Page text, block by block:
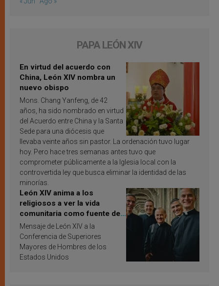
PAPA LEÓN XIV
En virtud del acuerdo con
China, León XIV nombra un
nuevo obispo
Mons. Chang Yanfeng, de 42
años, ha sido nombrado en virtud
del Acuerdo entre China y la Santa
Sede para una diócesis que
llevaba veinte años sin pastor. La ordenación tuvo lugar
hoy. Pero hace tres semanas antes tuvo que
comprometer públicamente a la Iglesia local con la
controvertida ley que busca eliminar la identidad de las
minorías.
León XIV anima a los
religiosos a ver la vida
comunitaria como fuente de
inspiración y santificación
Mensaje de León XIV a la
Conferencia de Superiores
Mayores de Hombres de los
Estados Unidos